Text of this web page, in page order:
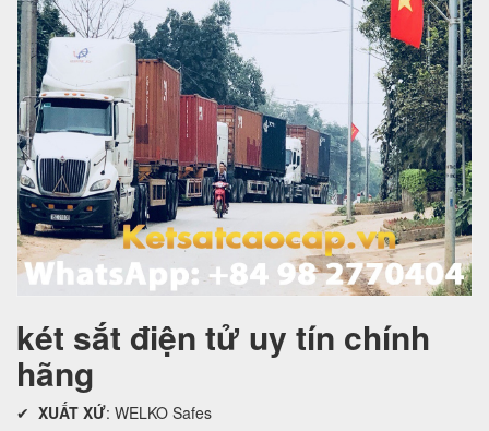
két sắt điện tử uy tín chính
hãng
✔ XUẤT XỨ: WELKO Safes